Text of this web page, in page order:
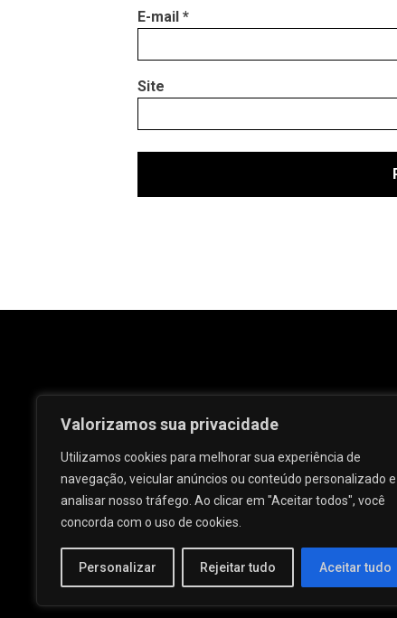
Valorizamos sua privacidade
Utilizamos cookies para melhorar sua experiência de
navegação, veicular anúncios ou conteúdo personalizado e
analisar nosso tráfego. Ao clicar em "Aceitar todos", você
concorda com o uso de cookies.
Personalizar Rejeitar tudo Aceitar tudo
E-mail *
Site
Rua José e Maria Passos, nº 25 - Centro -
Palmeira dos Índios - AL.